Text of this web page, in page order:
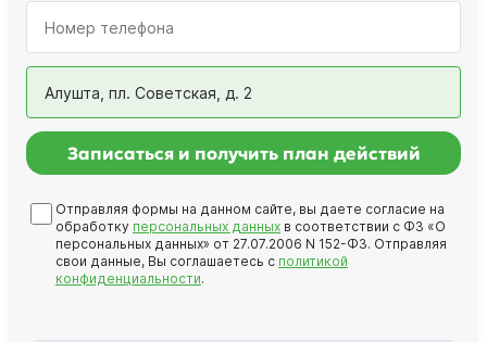
Алушта, пл. Советская, д. 2
Записаться и получить план действий
Отправляя формы на данном сайте, вы даете согласие на
обработку персональных данных в соответствии с ФЗ «О
персональных данных» от 27.07.2006 N 152-ФЗ. Отправляя
свои данные, Вы соглашаетесь с политикой
конфиденциальности.